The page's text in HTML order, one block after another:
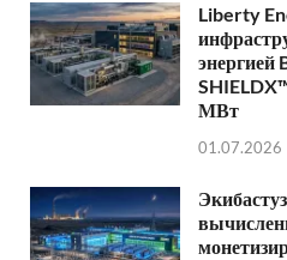
Liberty
энергией
МВт
01.07.2026